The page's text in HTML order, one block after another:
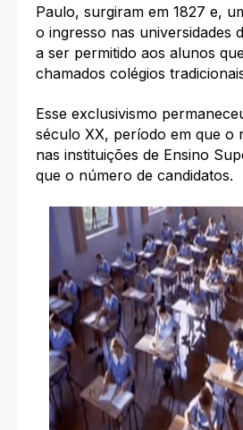
Paulo, surgiram em 1827 e,
o ingresso nas universidades
a ser permitido aos alunos
chamados colégios
Esse exclusivismo
século XX, período em que o
nas instituições de Ensino
que o número de candidatos.